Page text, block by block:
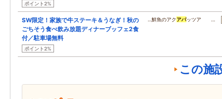
ポイント2%
SW限定！家族で牛ステーキ＆うなぎ！秋の
ごちそう食べ飲み放題ディナーブッフェ2食
付／駐車場無料
ポイント2%
…鮮魚のアクアパッツア …
この施